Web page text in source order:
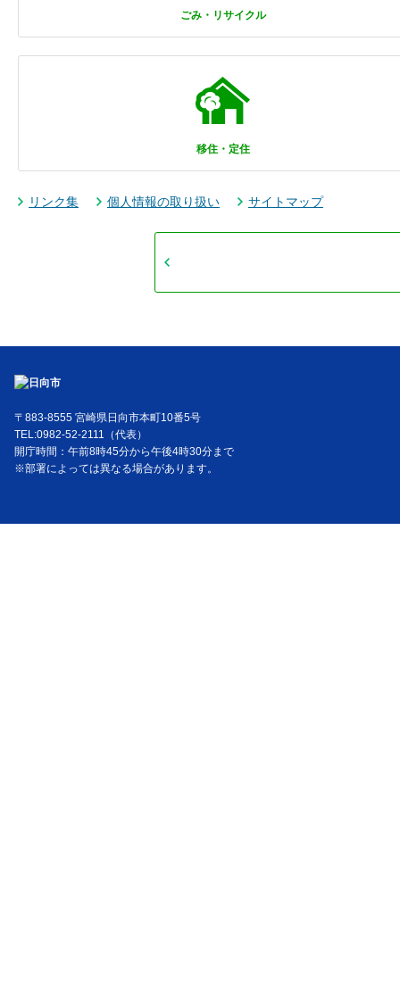
ごみ・リサイクル
移住・定住
リンク集 個人情報の取り扱い サイトマップ
〒883-8555 宮崎県日向市本町10番5号
TEL:0982-52-2111（代表）
開庁時間：午前8時45分から午後4時30分まで
※部署によっては異なる場合があります。